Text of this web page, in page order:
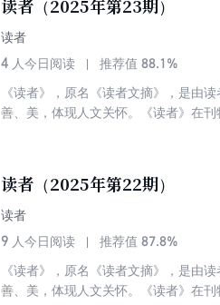
快的阅读中陶冶情操、净化心灵！具有
读者（2025年第23期）
读者
4 人今日阅读 推荐值 88.1%
《读者》，原名《读者文摘》，是由
善、美，体现人文关怀。《读者》在
快的阅读中陶冶情操、净化心灵！具有
读者（2025年第22期）
读者
9 人今日阅读 推荐值 87.8%
《读者》，原名《读者文摘》，是由
善、美，体现人文关怀。《读者》在